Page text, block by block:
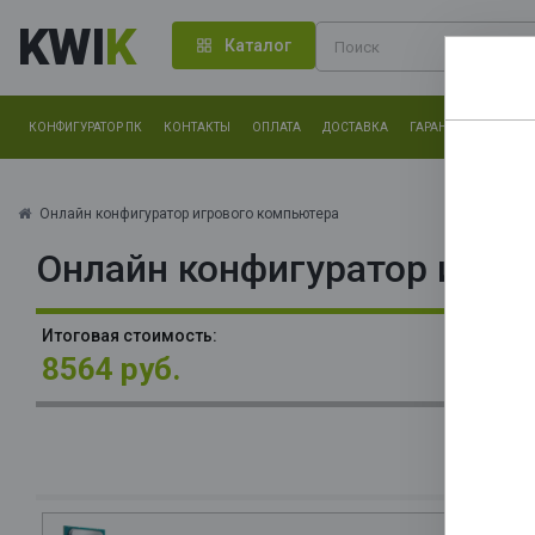
KWIK Каталог
КОНФИГУРАТОР ПК КОНТАКТЫ ОПЛАТА ДОСТАВКА ГАРАНТИЯ
Онлайн конфигуратор игрового компьютера
Онлайн конфигуратор
Итоговая стоимость:
8564 руб.